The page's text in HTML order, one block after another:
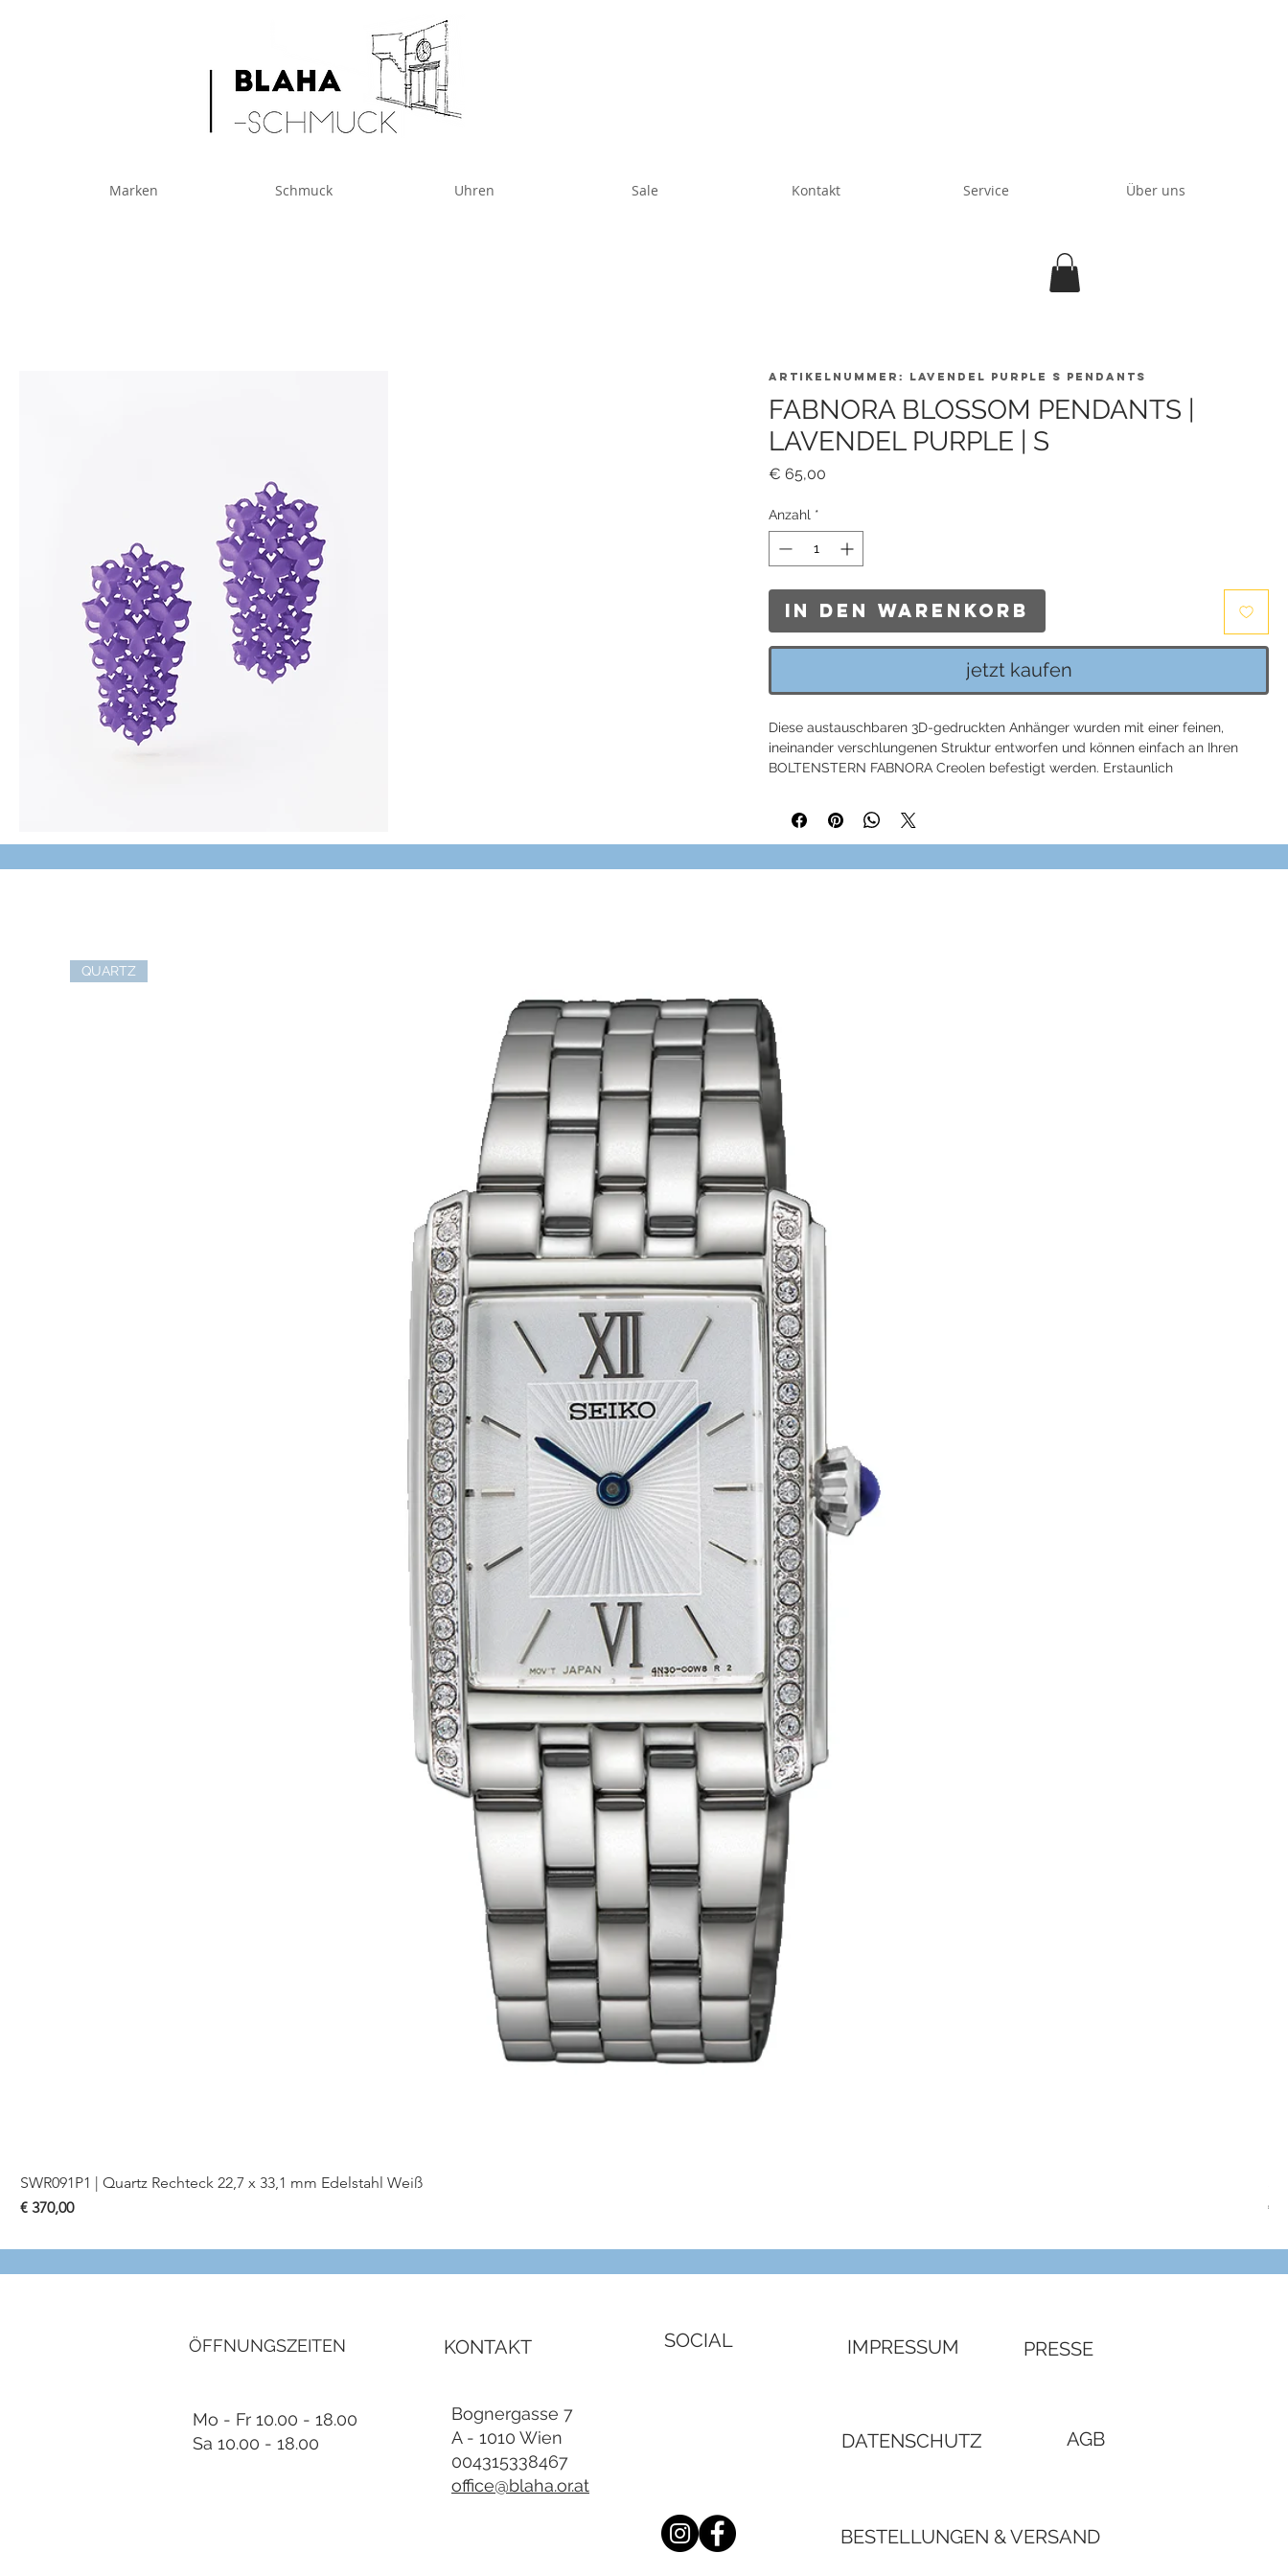
Marken Schmuck Uhren Sale Kontakt Service Über uns
Artikelnummer: lavendel purple S pendants
FABNORA BLOSSOM PENDANTS |
LAVENDEL PURPLE | S
€ 65,00
Anzahl *
In den Warenkorb
jetzt kaufen
Diese austauschbaren 3D-gedruckten Anhänger wurden mit einer feinen,
ineinander verschlungenen Struktur entworfen und können einfach an Ihren
BOLTENSTERN FABNORA Creolen befestigt werden. Erstaunlich
federleichten FABBLOSSOM-Anhänger sind in vielen Farben erhältlich und
passen zu jedem Outfit, vom schlichten Tageslook bis zum glamourösen
Abend.
QUARTZ
SWR091P1 | Quartz Rechteck 22,7 x 33,1 mm Edelstahl Weiß
Preis
€ 370,00 €
ÖFFNUNGSZEITEN
Mo - Fr 10.00 - 18.00
Sa 10.00 - 18.00
KONTAKT SOCIAL
Bognergasse 7
A - 1010 Wien
004315338467
office@blaha.or.at
IMPRESSUM PRESSE
DATENSCHUTZ AGB
BESTELLUNGEN & VERSAND